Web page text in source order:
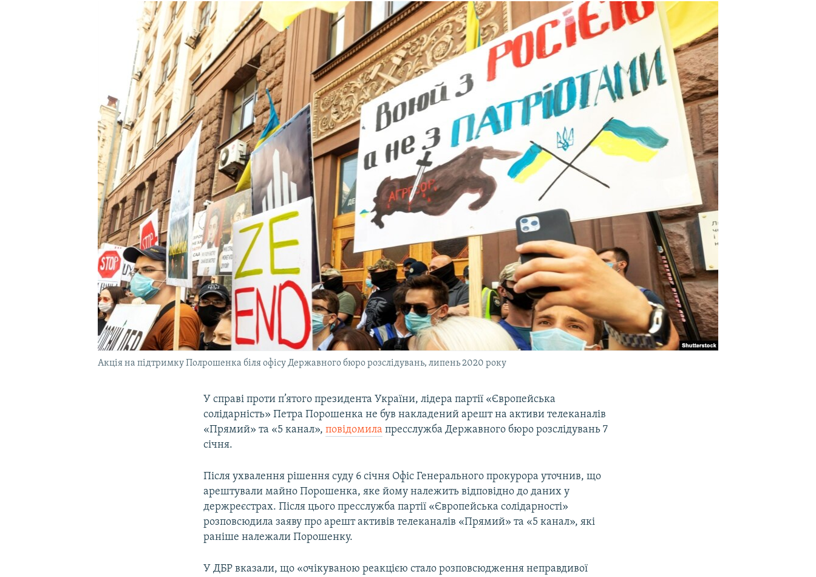
Акція на підтримку Полрошенка біля офісу Державного бюро розслідувань, липень 2020 року
У справі проти п’ятого президента України, лідера партії «Європейська
солідарність» Петра Порошенка не був накладений арешт на активи телеканалів
«Прямий» та «5 канал»,повідомила пресслужба Державного бюро розслідувань 7
січня.
Після ухвалення рішення суду 6 січня Офіс Генерального прокурора уточнив, що
арештували майно Порошенка, яке йому належить відповідно до даних у
держреєстрах. Після цього пресслужба партії «Європейська солідарності»
розповсюдила заяву про арешт активів телеканалів «Прямий» та «5 канал», які
раніше належали Порошенку.
У ДБР вказали, що «очікуваною реакцією стало розповсюдження неправдивої